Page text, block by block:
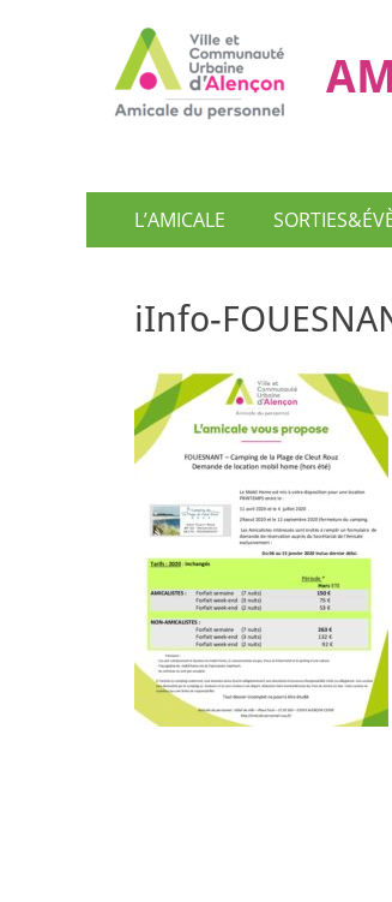
Menu
principal
L’AMICALE
iInfo-